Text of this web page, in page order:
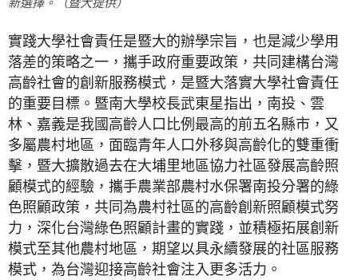
新選擇。（暨大提供）
實踐大學社會責任是暨大的辦學宗旨，也是減少學用
落差的策略之一，攜手政府重要政策，共同建構台灣
高齡社會的創新服務模式，是暨大落實大學社會責任
的重要目標。暨南大學校長武東星指出，南投、雲
林、嘉義是我國高齡人口比例最高的前五名縣市，又
多屬農村地區，面臨青年人口外移與高齡化的雙重衝
擊，暨大擴散過去在大埔里地區協力社區發展高齡照
顧模式的經驗，攜手農業部農村水保署南投分署的綠
色照顧政策，共同為農村社區的高齡創新照顧模式努
力，深化台灣綠色照顧計畫的實踐，並積極拓展創新
模式至其他農村地區，期望以具永續發展的社區服務
模式，為台灣迎接高齡社會注入更多活力。